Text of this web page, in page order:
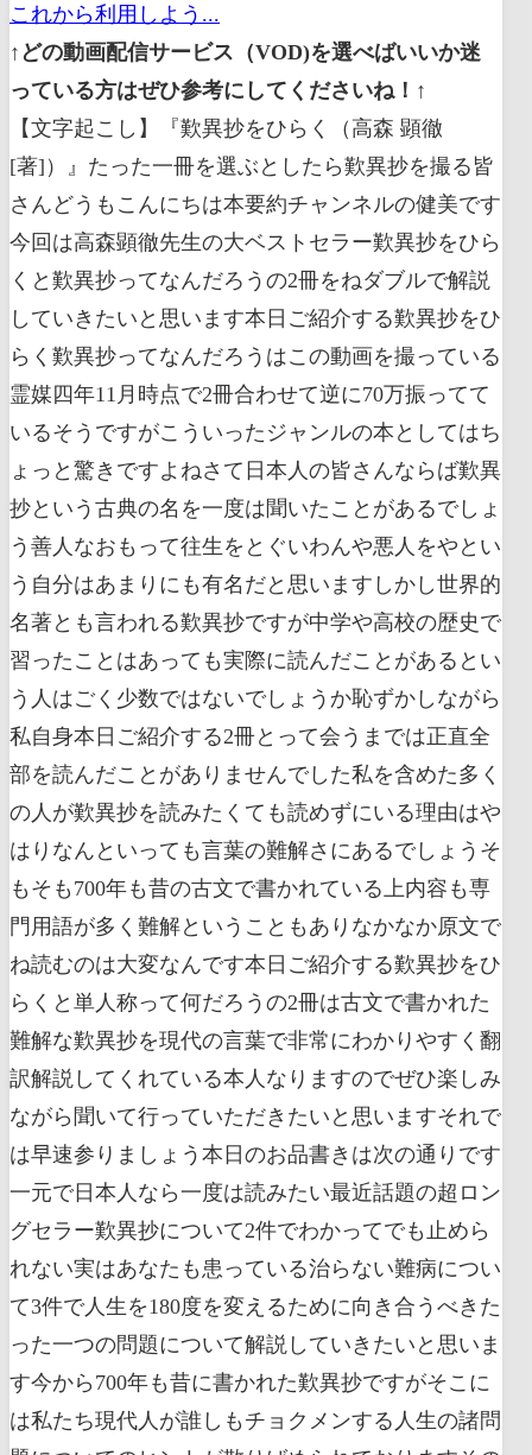
これから利用しよう...
↑どの動画配信サービス（VOD)を選べばいいか迷
っている方はぜひ参考にしてくださいね！↑
【文字起こし】『歎異抄をひらく（高森 顕徹
[著]）』たった一冊を選ぶとしたら歎異抄を撮る皆
さんどうもこんにちは本要約チャンネルの健美です
今回は高森顕徹先生の大ベストセラー歎異抄をひら
くと歎異抄ってなんだろうの2冊をねダブルで解説
していきたいと思います本日ご紹介する歎異抄をひ
らく歎異抄ってなんだろうはこの動画を撮っている
霊媒四年11月時点で2冊合わせて逆に70万振ってて
いるそうですがこういったジャンルの本としてはち
ょっと驚きですよねさて日本人の皆さんならば歎異
抄という古典の名を一度は聞いたことがあるでしょ
う善人なおもって往生をとぐいわんや悪人をやとい
う自分はあまりにも有名だと思いますしかし世界的
名著とも言われる歎異抄ですが中学や高校の歴史で
習ったことはあっても実際に読んだことがあるとい
う人はごく少数ではないでしょうか恥ずかしながら
私自身本日ご紹介する2冊とって会うまでは正直全
部を読んだことがありませんでした私を含めた多く
の人が歎異抄を読みたくても読めずにいる理由はや
はりなんといっても言葉の難解さにあるでしょうそ
もそも700年も昔の古文で書かれている上内容も専
門用語が多く難解ということもありなかなか原文で
ね読むのは大変なんです本日ご紹介する歎異抄をひ
らくと単人称って何だろうの2冊は古文で書かれた
難解な歎異抄を現代の言葉で非常にわかりやすく翻
訳解説してくれている本人なりますのでぜひ楽しみ
ながら聞いて行っていただきたいと思いますそれで
は早速参りましょう本日のお品書きは次の通りです
一元で日本人なら一度は読みたい最近話題の超ロン
グセラー歎異抄について2件でわかってでも止めら
れない実はあなたも患っている治らない難病につい
て3件で人生を180度を変えるために向き合うべきた
った一つの問題について解説していきたいと思いま
す今から700年も昔に書かれた歎異抄ですがそこに
は私たち現代人が誰しもチョクメンする人生の諸問